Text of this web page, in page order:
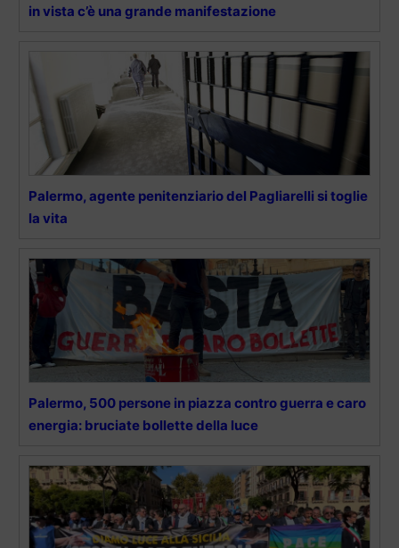
in vista c’è una grande manifestazione
Palermo, agente penitenziario del Pagliarelli si toglie
la vita
Palermo, 500 persone in piazza contro guerra e caro
energia: bruciate bollette della luce